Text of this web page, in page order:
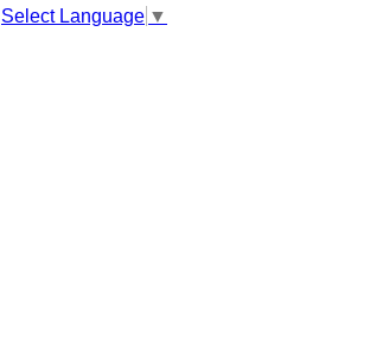
Select Language ▼